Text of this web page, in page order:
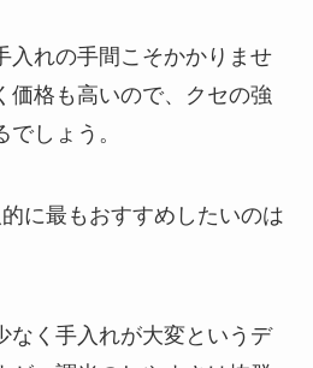
入れの手間こそかかりませ
価格も高いので、クセの強
しょう。
に最もおすすめしたいのは
なく手入れが大変というデ